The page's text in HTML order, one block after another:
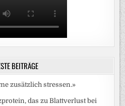
BEITRÄGE
zusätzlich stressen.»
das zu Blattverlust bei